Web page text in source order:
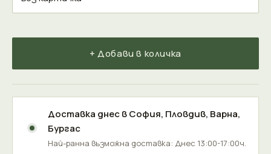
+ Добави в количка
Доставка днес вСофия, Пловдив, Варна,
Бургас
Най-ранна възможна доставка: Днес 13:00-17:00ч.